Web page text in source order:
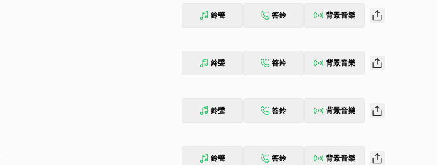
鈴聲 答鈴 背景音樂
鈴聲 答鈴 背景音樂
鈴聲 答鈴 背景音樂
鈴聲 答鈴 背景音樂